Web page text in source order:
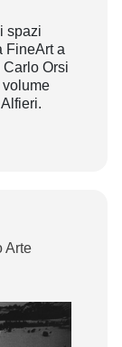
spazi
FineArt a
Carlo Orsi
Arte